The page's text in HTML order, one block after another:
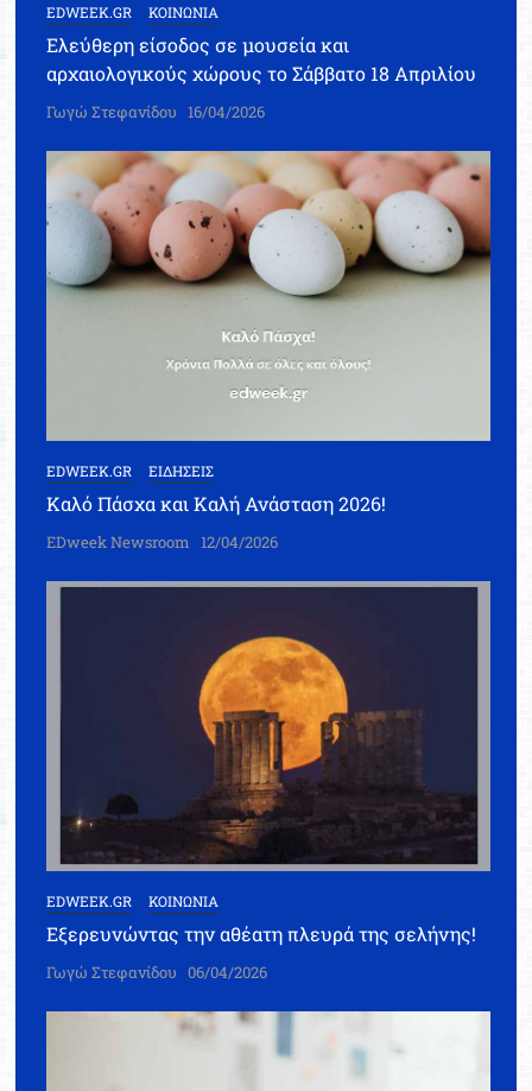
EDWEEK.GR ΚΟΙΝΩΝΙΑ
Ελεύθερη είσοδος σε μουσεία και
αρχαιολογικούς χώρους το Σάββατο 18 Απριλίου
Γωγώ Στεφανίδου 16/04/2026
EDWEEK.GR ΕΙΔΗΣΕΙΣ
Καλό Πάσχα και Καλή Ανάσταση 2026!
EDweek Newsroom 12/04/2026
EDWEEK.GR ΚΟΙΝΩΝΙΑ
Εξερευνώντας την αθέατη πλευρά της σελήνης!
Γωγώ Στεφανίδου 06/04/2026